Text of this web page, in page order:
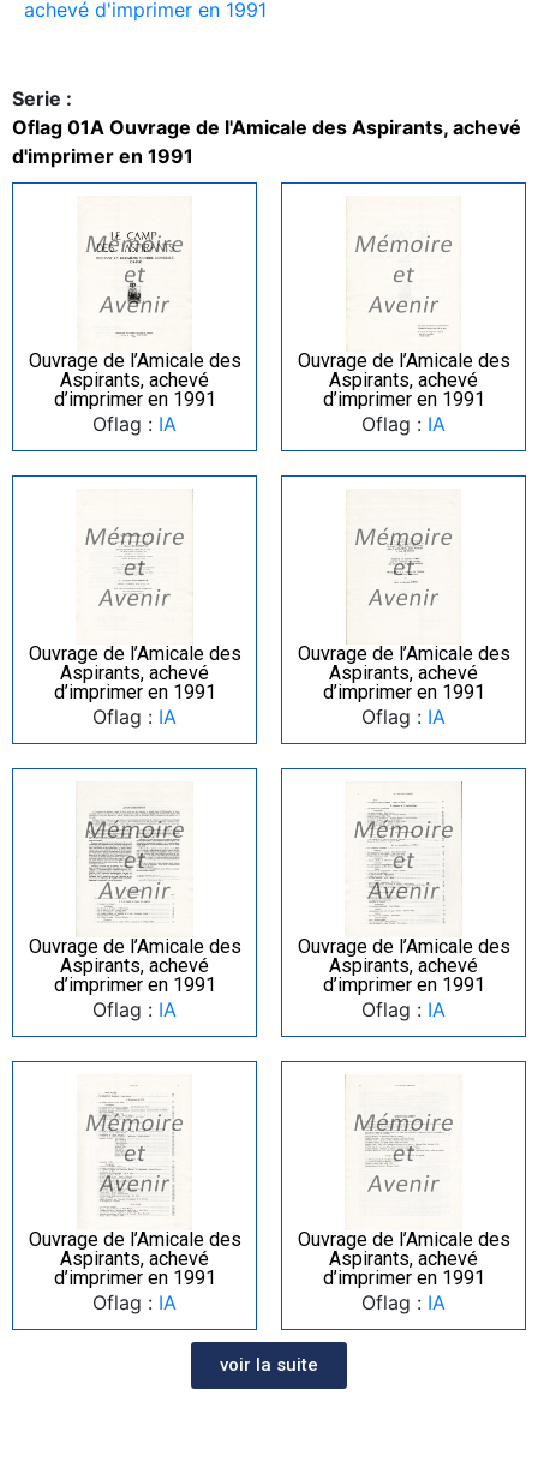
achevé d'imprimer en 1991
Serie :
Oflag 01A Ouvrage de l'Amicale des Aspirants, achevé
d'imprimer en 1991
Ouvrage de l’Amicale des
Aspirants, achevé
d’imprimer en 1991
Oflag : IA
Ouvrage de l’Amicale des
Aspirants, achevé
d’imprimer en 1991
Oflag : IA
Ouvrage de l’Amicale des
Aspirants, achevé
d’imprimer en 1991
Oflag : IA
Ouvrage de l’Amicale des
Aspirants, achevé
d’imprimer en 1991
Oflag : IA
Ouvrage de l’Amicale des
Aspirants, achevé
d’imprimer en 1991
Oflag : IA
Ouvrage de l’Amicale des
Aspirants, achevé
d’imprimer en 1991
Oflag : IA
Ouvrage de l’Amicale des
Aspirants, achevé
d’imprimer en 1991
Oflag : IA
Ouvrage de l’Amicale des
Aspirants, achevé
d’imprimer en 1991
Oflag : IA
voir la suite